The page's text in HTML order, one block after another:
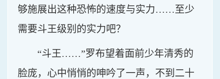
够施展出这种恐怖的速度与实力……至少
需要斗王级别的实力吧？
“斗王……”罗布望着面前少年清秀的
脸庞，心中悄悄的呻吟了一声，不到二十